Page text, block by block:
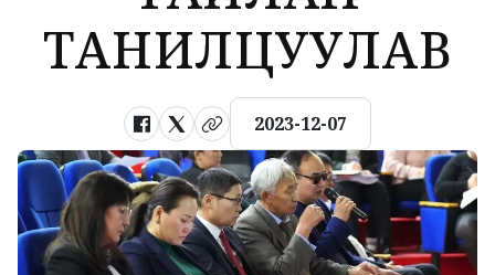
ТАНИЛЦУУЛАВ
2023-12-07